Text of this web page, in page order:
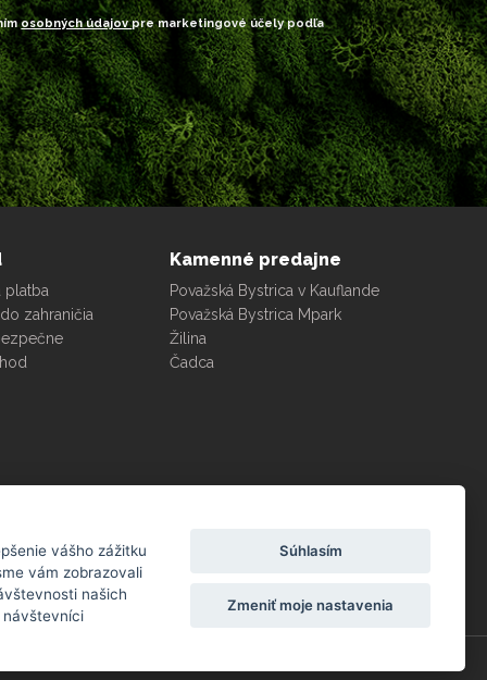
osobných údajovpre marketingové účely podľa
99%
spokojnosti za posledných 90 dní
platba
zahraničia
Kamenné predajne
Považská Bystrica v Kauflande
Považská Bystrica Mpark
Žilina
Čadca
vášho zážitku
vám zobrazovali
našich
návštevníci
Súhlasím
Zmeniť moje nastavenia